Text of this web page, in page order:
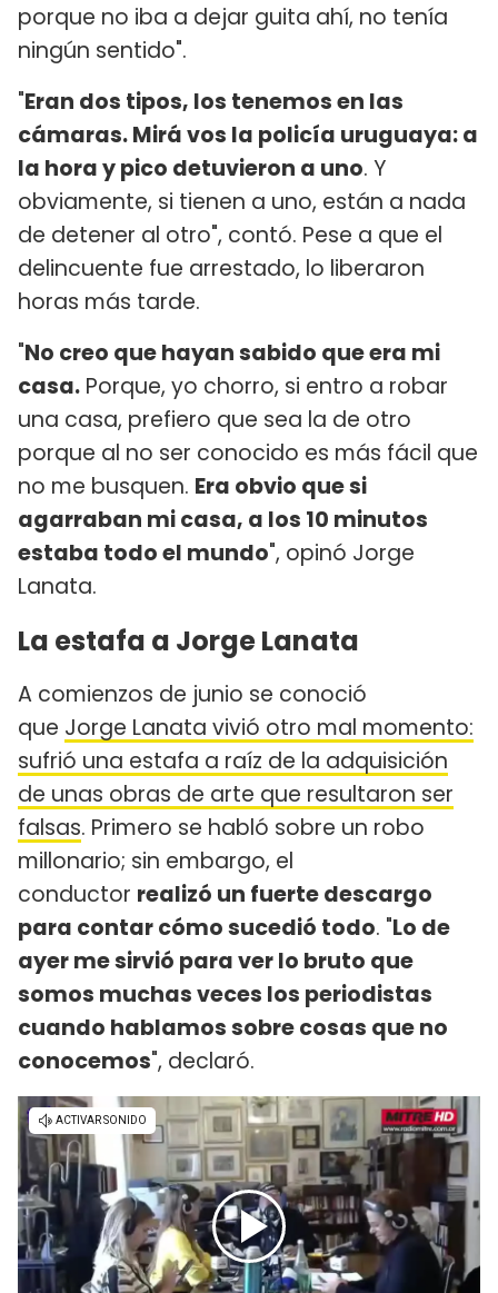
porque no iba a dejar guita ahí, no tenía
ningún sentido".
"Eran dos tipos, los tenemos en las
cámaras. Mirá vos la policía uruguaya: a
la hora y pico detuvieron a uno. Y
obviamente, si tienen a uno, están a nada
de detener al otro", contó. Pese a que el
delincuente fue arrestado, lo liberaron
horas más tarde.
"No creo que hayan sabido que era mi
casa. Porque, yo chorro, si entro a robar
una casa, prefiero que sea la de otro
porque al no ser conocido es más fácil que
no me busquen. Era obvio que si
agarraban mi casa, a los 10 minutos
estaba todo el mundo", opinó Jorge
Lanata.
La estafa a Jorge Lanata
A comienzos de junio se conoció
que Jorge Lanata vivió otro mal momento:
sufrió una estafa a raíz de la adquisición
de unas obras de arte que resultaron ser
falsas. Primero se habló sobre un robo
millonario; sin embargo, el
conductor realizó un fuerte descargo
para contar cómo sucedió todo. "Lo de
ayer me sirvió para ver lo bruto que
somos muchas veces los periodistas
cuando hablamos sobre cosas que no
conocemos", declaró.